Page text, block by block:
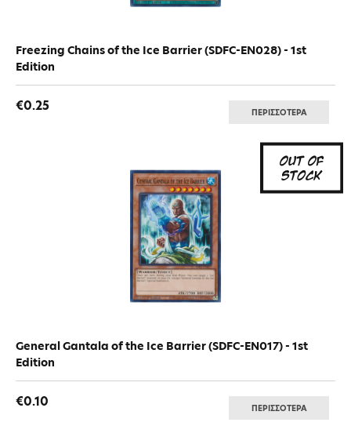
Freezing Chains of the Ice Barrier (SDFC-EN028) - 1st
Edition
€0.25 ΠΕΡΙΣΣΟΤΕΡΑ
General Gantala of the Ice Barrier (SDFC-EN017) - 1st
Edition
€0.10 ΠΕΡΙΣΣΟΤΕΡΑ